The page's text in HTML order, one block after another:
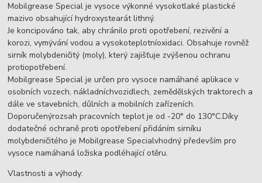
Mobilgrease Special je vysoce výkonné vysokotlaké plastické
mazivo obsahující hydroxystearát lithný.
Je koncipováno tak, aby chránilo proti opotřebení, rezivění a
korozi, vymývání vodou a vysokoteplotníoxidaci. Obsahuje rovněž
sirník molybdeničitý (moly), který zajišťuje zvýšenou ochranu
protiopotřebení.
Mobilgrease Special je určen pro vysoce namáhané aplikace v
osobních vozech, nákladníchvozidlech, zemědělských traktorech a
dále ve stavebních, důlních a mobilních zařízeních.
Doporučenýrozsah pracovních teplot je od -20° do 130°C.Díky
dodatečné ochraně proti opotřebení přidáním sirníku
molybdeničitého je Mobilgrease Specialvhodný především pro
vysoce namáhaná ložiska podléhající otěru.
Vlastnosti a výhody: